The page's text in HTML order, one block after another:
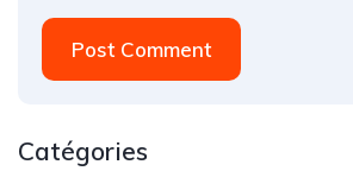
Post Comment
Catégories